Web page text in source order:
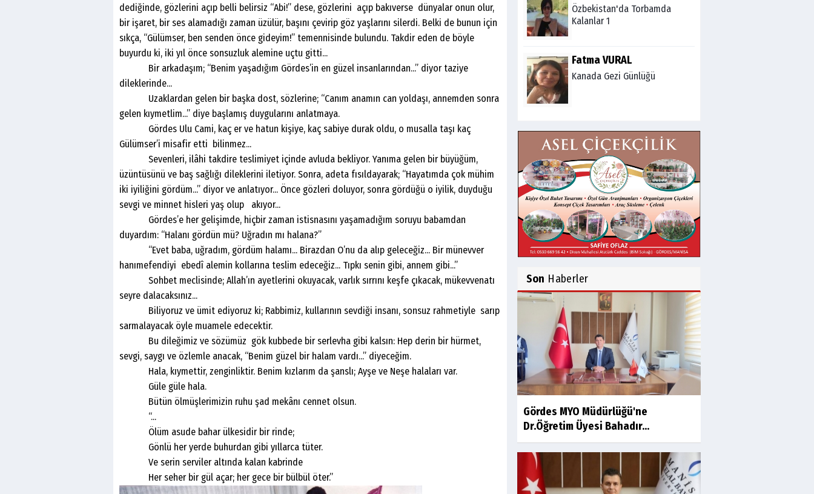
dediğinde, gözlerini açıp belli belirsiz “Abi!” dese, gözlerini açıp bakıverse dünyalar onun olur,
bir işaret, bir ses alamadığı zaman üzülür, başını çevirip göz yaşlarını silerdi. Belki de bunun için
sıkça, “Gülümser, ben senden önce gideyim!” temennisinde bulundu. Takdir eden de böyle
buyurdu ki, iki yıl önce sonsuzluk alemine uçtu gitti...
Bir arkadaşım; “Benim yaşadığım Gördes’in en güzel insanlarından...” diyor taziye
dileklerinde...
Uzaklardan gelen bir başka dost, sözlerine; “Canım anamın can yoldaşı, annemden sonra
gelen kıymetlim...” diye başlamış duygularını anlatmaya.
Gördes Ulu Cami, kaç er ve hatun kişiye, kaç sabiye durak oldu, o musalla taşı kaç
Gülümser’i misafir etti bilinmez...
Sevenleri, ilâhi takdire teslimiyet içinde avluda bekliyor. Yanıma gelen bir büyüğüm,
üzüntüsünü ve baş sağlığı dileklerini iletiyor. Sonra, adeta fısıldayarak; “Hayatımda çok mühim
iki iyiliğini gördüm...” diyor ve anlatıyor... Önce gözleri doluyor, sonra gördüğü o iyilik, duyduğu
sevgi ve minnet hisleri yaş olup akıyor...
Gördes’e her gelişimde, hiçbir zaman istisnasını yaşamadığım soruyu babamdan
duyardım: “Halanı gördün mü? Uğradın mı halana?”
“Evet baba, uğradım, gördüm halamı... Birazdan O’nu da alıp geleceğiz... Bir münevver
hanımefendiyi ebedî alemin kollarına teslim edeceğiz... Tıpkı senin gibi, annem gibi...”
Sohbet meclisinde; Allah’ın ayetlerini okuyacak, varlık sırrını keşfe çıkacak, mükevvenatı
seyre dalacaksınız...
Biliyoruz ve ümit ediyoruz ki; Rabbimiz, kullarının sevdiği insanı, sonsuz rahmetiyle sarıp
sarmalayacak öyle muamele edecektir.
Bu dileğimiz ve sözümüz gök kubbede bir serlevha gibi kalsın: Hep derin bir hürmet,
sevgi, saygı ve özlemle anacak, “Benim güzel bir halam vardı...” diyeceğim.
Hala, kıymettir, zenginliktir. Benim kızlarım da şanslı; Ayşe ve Neşe halaları var.
Güle güle hala.
Bütün ölmüşlerimizin ruhu şad mekânı cennet olsun.
“...
Ölüm asude bahar ülkesidir bir rinde;
Gönlü her yerde buhurdan gibi yıllarca tüter.
Ve serin serviler altında kalan kabrinde
Her seher bir gül açar; her gece bir bülbül öter.”
Özbekistan'da Torbamda
Kalanlar 1
Fatma VURAL
Kanada Gezi Günlüğü
Röportaj Serisi-46: Konuk
=Prof.Dr.Hakan Atalay
(Psikanaliz)
Hüseyin TUNÇAY
Gökçeada Gezimiz-IV
İsmail AYBEY
Belma Sebil'i Tanıyor
Musunuz?
Ahmet İNCE
Beyaz Gömlekli Adam!
Prof.Dr.Ayşe İLKER
Adı Sanı Olmak
Gezerken Zamanın Kollarındaki
Son Haberler
Gördes MYO Müdürlüğü'ne
Dr.Öğretim Üyesi Bahadır...